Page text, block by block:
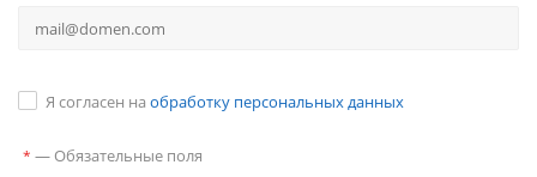
Я согласен на обработку персональных данных
* — Обязательные поля